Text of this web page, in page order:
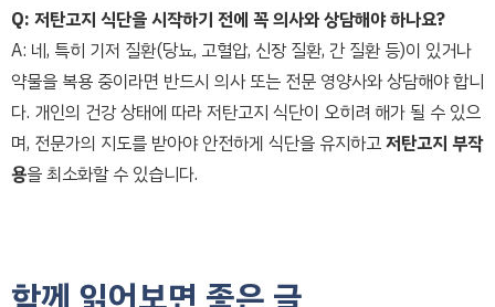
Q: 저탄고지 식단을 시작하기 전에 꼭 의사와 상담해야 하나요?
A: 네, 특히 기저 질환(당뇨, 고혈압, 신장 질환, 간 질환 등)이 있거나
약물을 복용 중이라면 반드시 의사 또는 전문 영양사와 상담해야 합니
다. 개인의 건강 상태에 따라 저탄고지 식단이 오히려 해가 될 수 있으
며, 전문가의 지도를 받아야 안전하게 식단을 유지하고저탄고지 부작
용을 최소화할 수 있습니다.
함께 읽어보면 좋은 글